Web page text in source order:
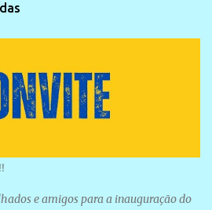
e amigos para a inauguração do